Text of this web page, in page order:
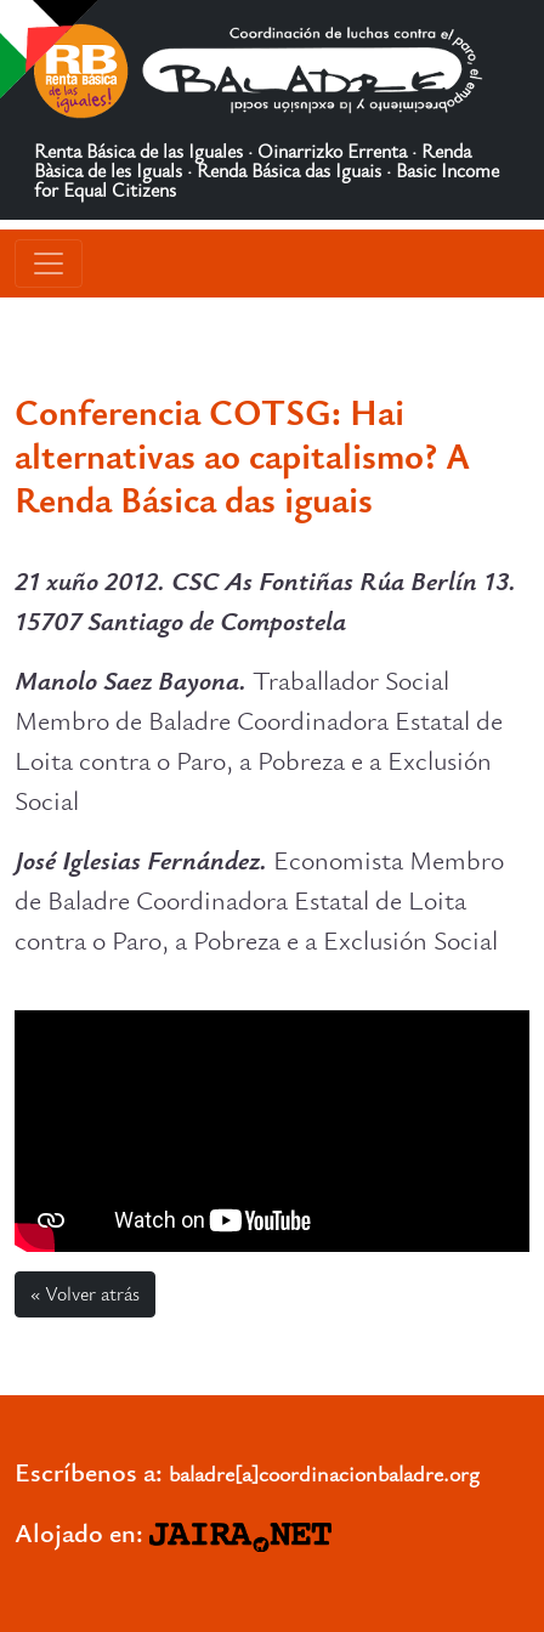
Renta Básica de las Iguales · Oinarrizko Errenta · Renda
Bàsica de les Iguals · Renda Básica das Iguais · Basic Income
for Equal Citizens
Conferencia COTSG: Hai
alternativas ao capitalismo? A
Renda Básica das iguais
21 xuño 2012. CSC As Fontiñas Rúa Berlín 13.
15707 Santiago de Compostela
Manolo Saez Bayona. Traballador Social
Membro de Baladre Coordinadora Estatal de
Loita contra o Paro, a Pobreza e a Exclusión
Social
José Iglesias Fernández. Economista Membro
de Baladre Coordinadora Estatal de Loita
contra o Paro, a Pobreza e a Exclusión Social
« Volver atrás
Escríbenos a: baladre[a]coordinacionbaladre.org
Alojado en: